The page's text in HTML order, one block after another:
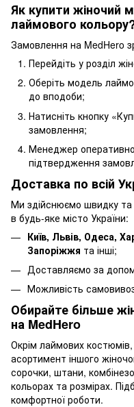
Як купити жіночий
лаймового
Замовлення на MedHero
Перейдіть у розділ
Оберіть модель
до вподоби;
Натисніть кнопку
замовлення;
Менеджер
підтвердження
Доставка по всій
Ми здійснюємо швидку та
в будь-яке місто України:
Київ, Львів, Одеса,
Запоріжжя та інші;
Доставляємо за
Можливість
Обирайте більше
на MedHero
Окрім лаймових
асортимент іншого
сорочки, штани,
кольорах та розмірах.
комфортної роботи.